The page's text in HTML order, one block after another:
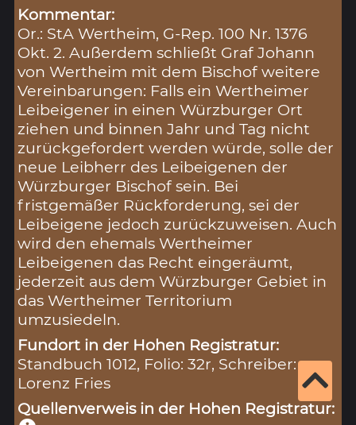
Kommentar:
Or.: StA Wertheim, G-Rep. 100 Nr. 1376
Okt. 2. Außerdem schließt Graf Johann
von Wertheim mit dem Bischof weitere
Vereinbarungen: Falls ein Wertheimer
Leibeigener in einen Würzburger Ort
ziehen und binnen Jahr und Tag nicht
zurückgefordert werden würde, solle der
neue Leibherr des Leibeigenen der
Würzburger Bischof sein. Bei
fristgemäßer Rückforderung, sei der
Leibeigene jedoch zurückzuweisen. Auch
wird den ehemals Wertheimer
Leibeigenen das Recht eingeräumt,
jederzeit aus dem Würzburger Gebiet in
das Wertheimer Territorium
umzusiedeln.
Fundort in der Hohen Registratur:
Standbuch 1012, Folio: 32r, Schreiber:
Lorenz Fries
Quellenverweis in der Hohen Registratur: